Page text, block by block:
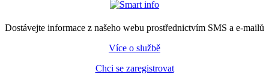
Dostávejte informace z našeho webu prostřednictvím SMS a e-mailů
Více o službě
Chci se zaregistrovat